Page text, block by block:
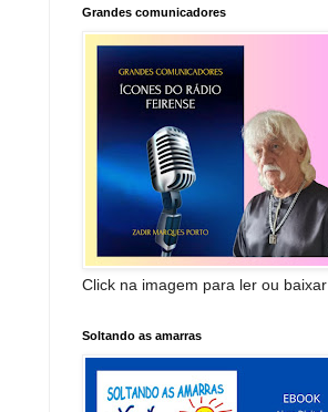
Grandes comunicadores
Click na imagem para ler ou baixar
Soltando as amarras